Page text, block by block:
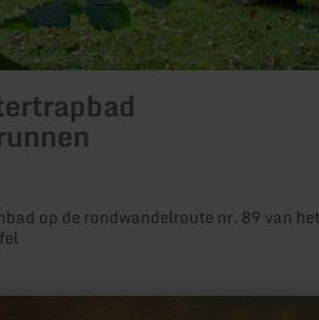
op de rondwandelroute nr. 89 van het